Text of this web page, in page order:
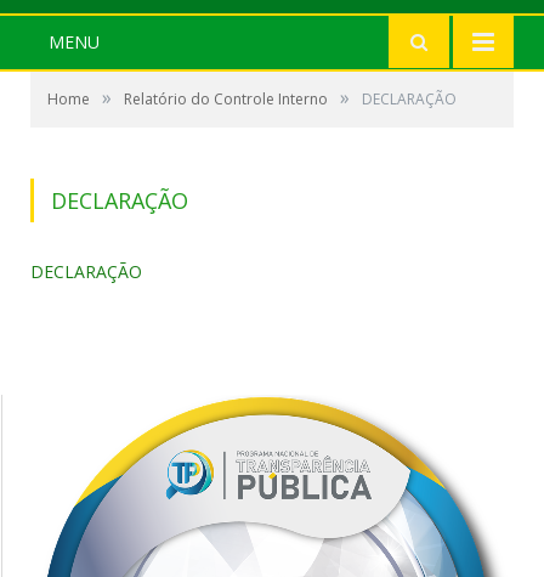
MENU
Home » Relatório do Controle Interno » DECLARAÇÃO
DECLARAÇÃO
DECLARAÇÃO